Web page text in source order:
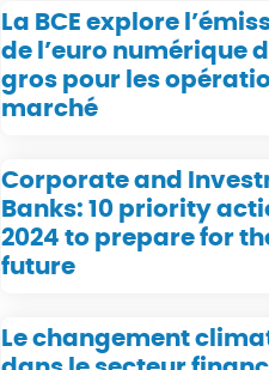
La BCE explore
de l’euro numérique
gros pour les
marché
Corporate and
Banks: 10 priority
2024 to prepare for
future
Le changement